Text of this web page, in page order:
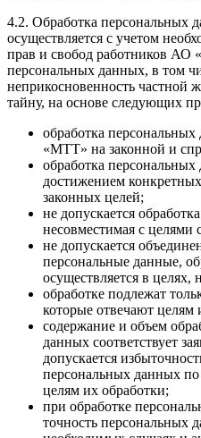
4.2. Обработка
осуществляется с учетом
прав и свобод работников АО
персональных данных, в том
неприкосновенность
тайну, на основе следующих
обработка
«МТТ» на законной и
обработка
достижением
законных целей;
не допускается
несовместимая с целями
не допускается
персональные данные,
осуществляется в
обработке подлежат
которые отвечают целям
содержание и объем
данных соответствует
допускается
персональных данных
целям их обработки;
при обработке
точность персональных